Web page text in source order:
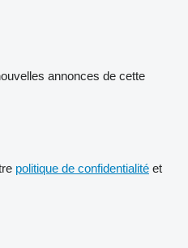
annonces de cette
politique de confidentialité et